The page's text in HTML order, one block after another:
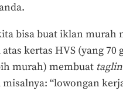
bisa buat iklan murah
atas kertas HVS (yang 70
murah) membuat
misalnya: “lowongan